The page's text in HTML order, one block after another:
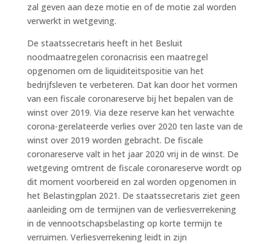
zal geven aan deze motie en of de motie zal worden
verwerkt in wetgeving.
De staatssecretaris heeft in het Besluit
noodmaatregelen coronacrisis een maatregel
opgenomen om de liquiditeitspositie van het
bedrijfsleven te verbeteren. Dat kan door het vormen
van een fiscale coronareserve bij het bepalen van de
winst over 2019. Via deze reserve kan het verwachte
corona-gerelateerde verlies over 2020 ten laste van de
winst over 2019 worden gebracht. De fiscale
coronareserve valt in het jaar 2020 vrij in de winst. De
wetgeving omtrent de fiscale coronareserve wordt op
dit moment voorbereid en zal worden opgenomen in
het Belastingplan 2021. De staatssecretaris ziet geen
aanleiding om de termijnen van de verliesverrekening
in de vennootschapsbelasting op korte termijn te
verruimen. Verliesverrekening leidt in zijn